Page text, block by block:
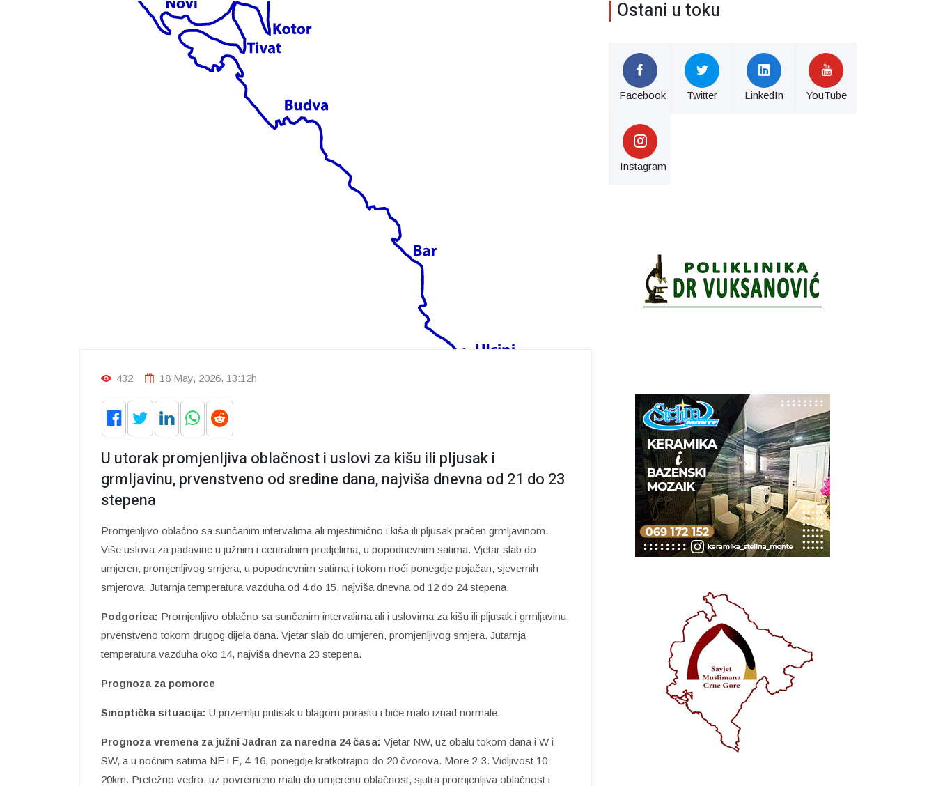
432 18 May, 2026. 13:12h
U utorak promjenljiva oblačnost i uslovi za kišu ili pljusak i
grmljavinu, prvenstveno od sredine dana, najviša dnevna od 21 do 23
stepena
Promjenljivo oblačno sa sunčanim intervalima ali mjestimično i kiša ili pljusak praćen grmljavinom.
Više uslova za padavine u južnim i centralnim predjelima, u popodnevnim satima. Vjetar slab do
umjeren, promjenljivog smjera, u popodnevnim satima i tokom noći ponegdje pojačan, sjevernih
smjerova. Jutarnja temperatura vazduha od 4 do 15, najviša dnevna od 12 do 24 stepena.
Podgorica: Promjenljivo oblačno sa sunčanim intervalima ali i uslovima za kišu ili pljusak i grmljavinu,
prvenstveno tokom drugog dijela dana. Vjetar slab do umjeren, promjenljivog smjera. Jutarnja
temperatura vazduha oko 14, najviša dnevna 23 stepena.
Prognoza za pomorce
Sinoptička situacija: U prizemlju pritisak u blagom porastu i biće malo iznad normale.
Prognoza vremena za južni Jadran za naredna 24 časa: Vjetar NW, uz obalu tokom dana i W i
SW, a u noćnim satima NE i E, 4-16, ponegdje kratkotrajno do 20 čvorova. More 2-3. Vidljivost 10-
20km. Pretežno vedro, uz povremeno malu do umjerenu oblačnost, sjutra promjenljiva oblačnost i
Ostani u toku
Facebook Twitter LinkedIn YouTube
Instagram